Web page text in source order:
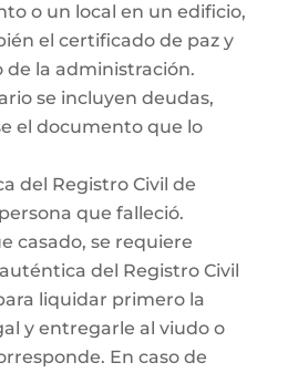
o un local en un edificio,
el certificado de paz y
de la administración.
se incluyen deudas,
el documento que lo
del Registro Civil de
que falleció.
casado, se requiere
del Registro Civil
liquidar primero la
y entregarle al viudo o
En caso de